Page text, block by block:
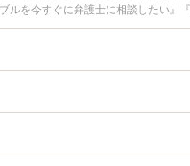
を今すぐに弁護士に相談したい』
予約したい』などでお困りの相談者